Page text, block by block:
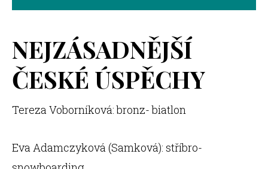
NEJZÁSADNĚJŠÍ
ČESKÉ ÚSPĚCHY
Tereza Voborníková: bronz- biatlon
Eva Adamczyková (Samková): stříbro-